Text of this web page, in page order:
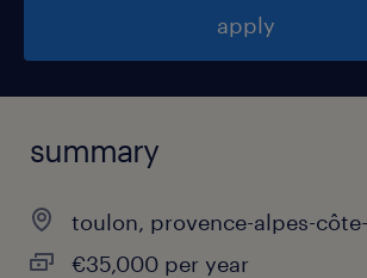
apply
summary
toulon, provence-alpes-
€35,000 per year